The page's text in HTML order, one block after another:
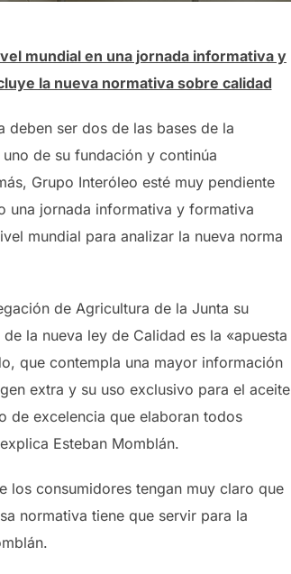
mundial en una jornada informativa y
la nueva normativa sobre calidad
deben ser dos de las bases de la
de su fundación y continúa
Grupo Interóleo esté muy pendiente
una jornada informativa y formativa
mundial para analizar la nueva norma
de Agricultura de la Junta su
la nueva ley de Calidad es la «apuesta
que contempla una mayor información
extra y su uso exclusivo para el aceite
de excelencia que elaboran todos
Esteban Momblán.
los consumidores tengan muy claro que
normativa tiene que servir para la